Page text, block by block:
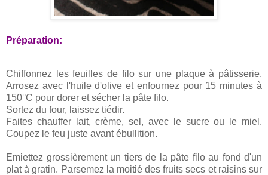
Préparation:
Chiffonnez les feuilles de filo sur une plaque à pâtisserie.
Arrosez avec l'huile d'olive et enfournez pour 15 minutes à
150°C pour dorer et sécher la pâte filo.
Sortez du four, laissez tiédir.
Faites chauffer lait, crème, sel, avec le sucre ou le miel.
Coupez le feu juste avant ébullition.
Emiettez grossièrement un tiers de la pâte filo au fond d'un
plat à gratin. Parsemez la moitié des fruits secs et raisins sur